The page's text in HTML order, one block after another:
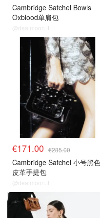
Cambridge Satchel Bowls
Oxblood单肩包
@dealmoon.it
€171.00 €285.00
Cambridge Satchel 小号黑色
皮革手提包
@dealmoon.it